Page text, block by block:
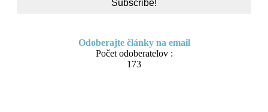
Odoberajte články na email
Počet odoberatelov :
173